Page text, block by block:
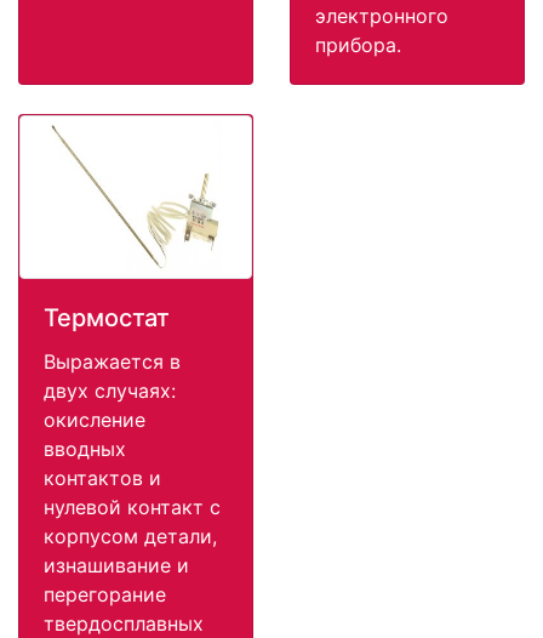
электронного
прибора.
Термостат
Выражается в
двух случаях:
окисление
вводных
контактов и
нулевой контакт с
корпусом детали,
изнашивание и
перегорание
твердосплавных